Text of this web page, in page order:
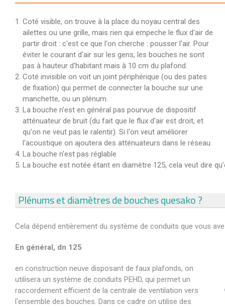
Coté visible, on trouve à la place du noyau central des
ailettes ou une grille, mais rien qui empeche le flux d'air de
partir droit : c'est ce que l'on cherche : pousser l'air. Pour
éviter le courant d'air sur les gens, les bouches ne sont
pas à hauteur d'habitant mais à 10 cm du plafond.
Coté invisible on voit un joint périphérique (ou des pates
de fixation) qui permet de connecter la bouche sur une
manchette, ou un plénum.
La bouche n'est en général pas pourvue de dispositif
atténuateur de bruit (du fait que le flux d'air est droit, et
qu'on ne veut pas le ralentir). Si l'on veut améliorer
l'acoustique on ajoutera des atténuateurs dans le réseau.
La bouche n'est pas réglable
La bouche est notée étant en diamètre 125, cela veut dire
Plénums et diamètres de bouches quesako ?
Cela dépend entièrement du système de conduits que vous
En général, dn 125
en construction neuve disposant de faux plafonds, on
utilisera un système de conduits PEHD, qui permet un
raccordement efficient de la centrale de ventilation vers
l'ensemble des bouches. Dans ce cadre on utilise des